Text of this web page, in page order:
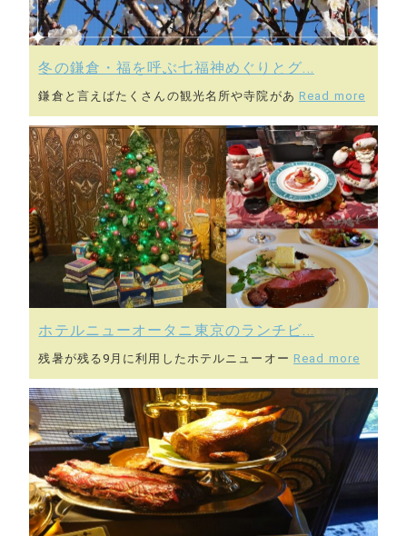
冬の鎌倉・福を呼ぶ七福神めぐりとグ...
鎌倉と言えばたくさんの観光名所や寺院があ Read more
ホテルニューオータニ東京のランチビ...
残暑が残る9月に利用したホテルニューオー Read more